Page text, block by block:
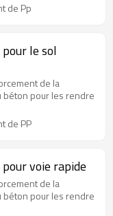
de Pp
le sol
de la
béton pour les rendre
de PP
voie rapide
de la
béton pour les rendre